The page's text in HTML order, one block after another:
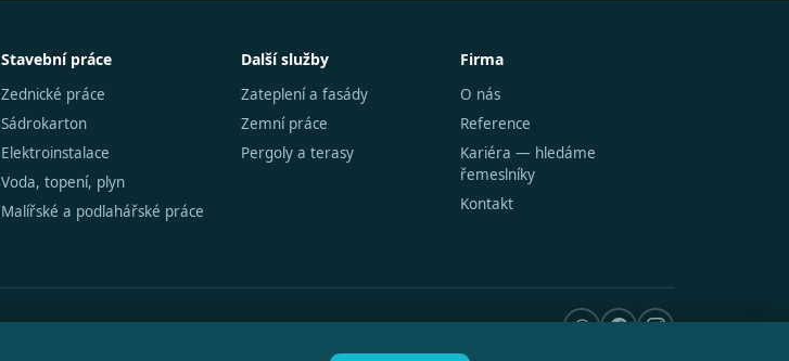
Stavební práce
Zednické práce
Sádrokarton
Elektroinstalace
Voda, topení, plyn
Malířské a podlahářské práce
Další služby
Zateplení a fasády
Zemní práce
Pergoly a terasy
Firma
O nás
Reference
Kariéra — hledáme
řemeslníky
Kontakt